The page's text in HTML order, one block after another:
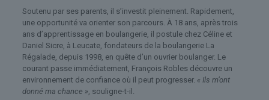
Soutenu par ses parents, il s’investit pleinement. Rapidement,
une opportunité va orienter son parcours. À 18 ans, après trois
ans d’apprentissage en boulangerie, il postule chez Céline et
Daniel Sicre, à Leucate, fondateurs de la boulangerie La
Régalade, depuis 1998, en quête d’un ouvrier boulanger. Le
courant passe immédiatement, François Robles découvre un
environnement de confiance où il peut progresser. « Ils m’ont
donné ma chance » , souligne-t-il.